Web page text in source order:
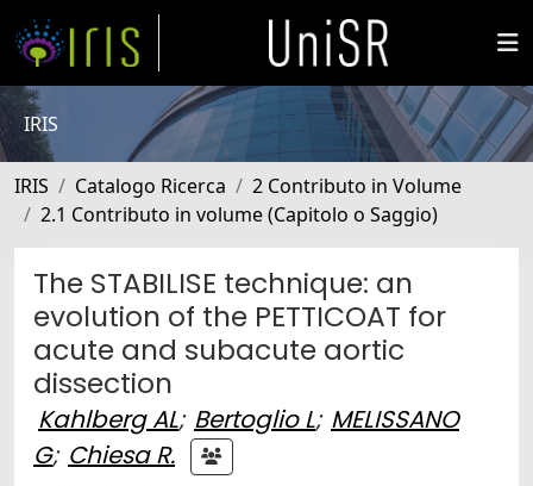
IRIS
IRIS Catalogo Ricerca
2 Contributo in Volume
2.1 Contributo in volume (Capitolo o Saggio)
The STABILISE technique: an
evolution of the PETTICOAT for
acute and subacute aortic
dissection
Kahlberg AL; Bertoglio L; MELISSANO
G; Chiesa R.